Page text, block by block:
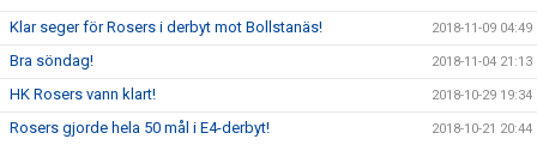
Klar seger för Rosers i derbyt mot Bollstanäs! 2018-11-09 04:49
Bra söndag! 2018-11-04 21:13
HK Rosers vann klart! 2018-10-29 19:34
Rosers gjorde hela 50 mål i E4-derbyt! 2018-10-21 20:44